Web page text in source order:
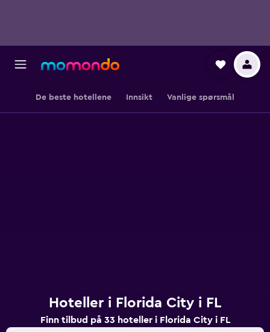
De beste hotellene Innsikt Vanlige spørsmål
Hoteller i Florida City i FL
Finn tilbud på 33 hoteller i Florida City i FL